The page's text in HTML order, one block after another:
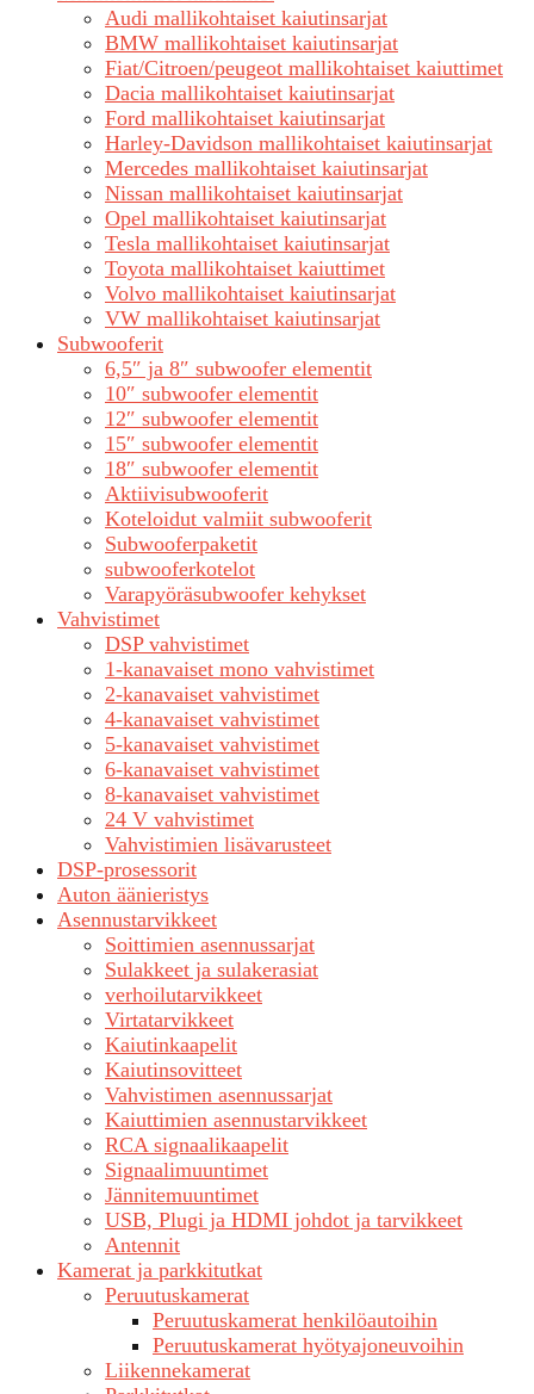
Audi mallikohtaiset kaiutinsarjat
BMW mallikohtaiset kaiutinsarjat
Fiat/Citroen/peugeot mallikohtaiset kaiuttimet
Dacia mallikohtaiset kaiutinsarjat
Ford mallikohtaiset kaiutinsarjat
Harley-Davidson mallikohtaiset kaiutinsarjat
Mercedes mallikohtaiset kaiutinsarjat
Nissan mallikohtaiset kaiutinsarjat
Opel mallikohtaiset kaiutinsarjat
Tesla mallikohtaiset kaiutinsarjat
Toyota mallikohtaiset kaiuttimet
Volvo mallikohtaiset kaiutinsarjat
VW mallikohtaiset kaiutinsarjat
Subwooferit
6,5″ ja 8″ subwoofer elementit
10″ subwoofer elementit
12″ subwoofer elementit
15″ subwoofer elementit
18″ subwoofer elementit
Aktiivisubwooferit
Koteloidut valmiit subwooferit
Subwooferpaketit
subwooferkotelot
Varapyöräsubwoofer kehykset
Vahvistimet
DSP vahvistimet
1-kanavaiset mono vahvistimet
2-kanavaiset vahvistimet
4-kanavaiset vahvistimet
5-kanavaiset vahvistimet
6-kanavaiset vahvistimet
8-kanavaiset vahvistimet
24 V vahvistimet
Vahvistimien lisävarusteet
DSP-prosessorit
Auton äänieristys
Asennustarvikkeet
Soittimien asennussarjat
Sulakkeet ja sulakerasiat
verhoilutarvikkeet
Virtatarvikkeet
Kaiutinkaapelit
Kaiutinsovitteet
Vahvistimen asennussarjat
Kaiuttimien asennustarvikkeet
RCA signaalikaapelit
Signaalimuuntimet
Jännitemuuntimet
USB, Plugi ja HDMI johdot ja tarvikkeet
Antennit
Kamerat ja parkkitutkat
Peruutuskamerat
Peruutuskamerat henkilöautoihin
Peruutuskamerat hyötyajoneuvoihin
Liikennekamerat